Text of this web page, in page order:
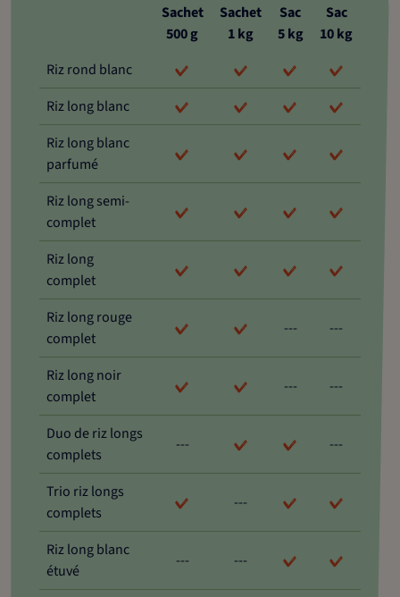
Sachet
500 g
Sachet
1 kg
Sac
5 kg
Sac
10 kg
Riz rond blanc
Riz long blanc
Riz long blanc
parfumé
Riz long semi-
complet
Riz long
complet
Riz long rouge
complet
--- ---
Riz long noir
complet
--- ---
Duo de riz longs
complets
--- ---
Trio riz longs
complets
---
Riz long blanc
étuvé
--- ---